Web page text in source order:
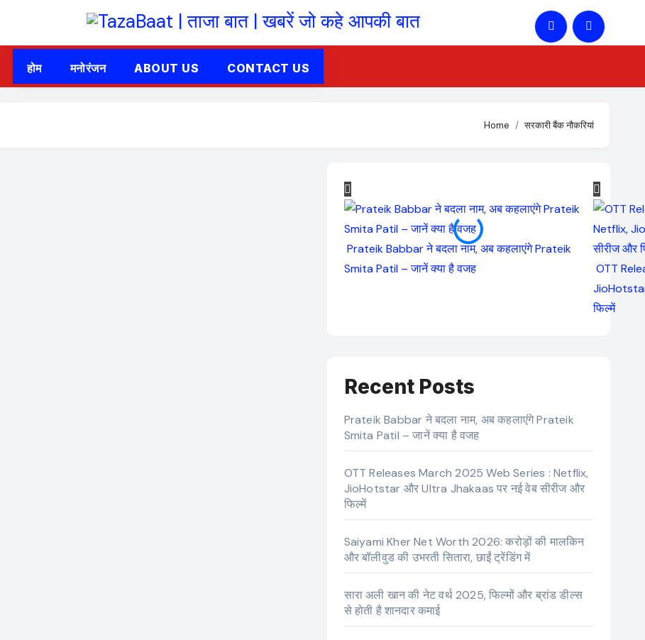
होम मनोरंजन ABOUT US CONTACT US
Home सरकारी बैंक नौकरियां
Prateik Babbar ने बदला नाम, अब कहलाएंगे Prateik
Smita Patil – जानें क्या है वजह
OTT
फिल्में
Recent Posts
Prateik Babbar ने बदला नाम, अब कहलाएंगे Prateik
Smita Patil – जानें क्या है वजह
OTT Releases March 2025 Web Series : Netflix,
JioHotstar और Ultra Jhakaas पर नई वेब सीरीज और
फिल्में
Saiyami Kher Net Worth 2026: करोड़ों की मालकिन
और बॉलीवुड की उभरती सितारा, छाईं ट्रेंडिंग में
सारा अली खान की नेट वर्थ 2025, फिल्मों और ब्रांड डील्स
से होती है शानदार कमाई